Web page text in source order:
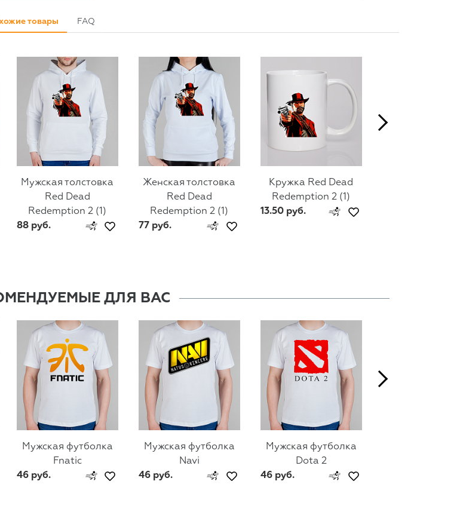
товары FAQ
Мужская толстовка
Red Dead
Redemption 2 (1)
88 руб.
Женская толстовка
Red Dead
Redemption 2 (1)
77 руб.
Кружка Red Dead
Redemption 2 (1)
13.50 руб.
ДЛЯ ВАС
Мужская футболка
Fnatic
46 руб.
Мужская футболка
Navi
46 руб.
Мужская футболка
Dota 2
46 руб.